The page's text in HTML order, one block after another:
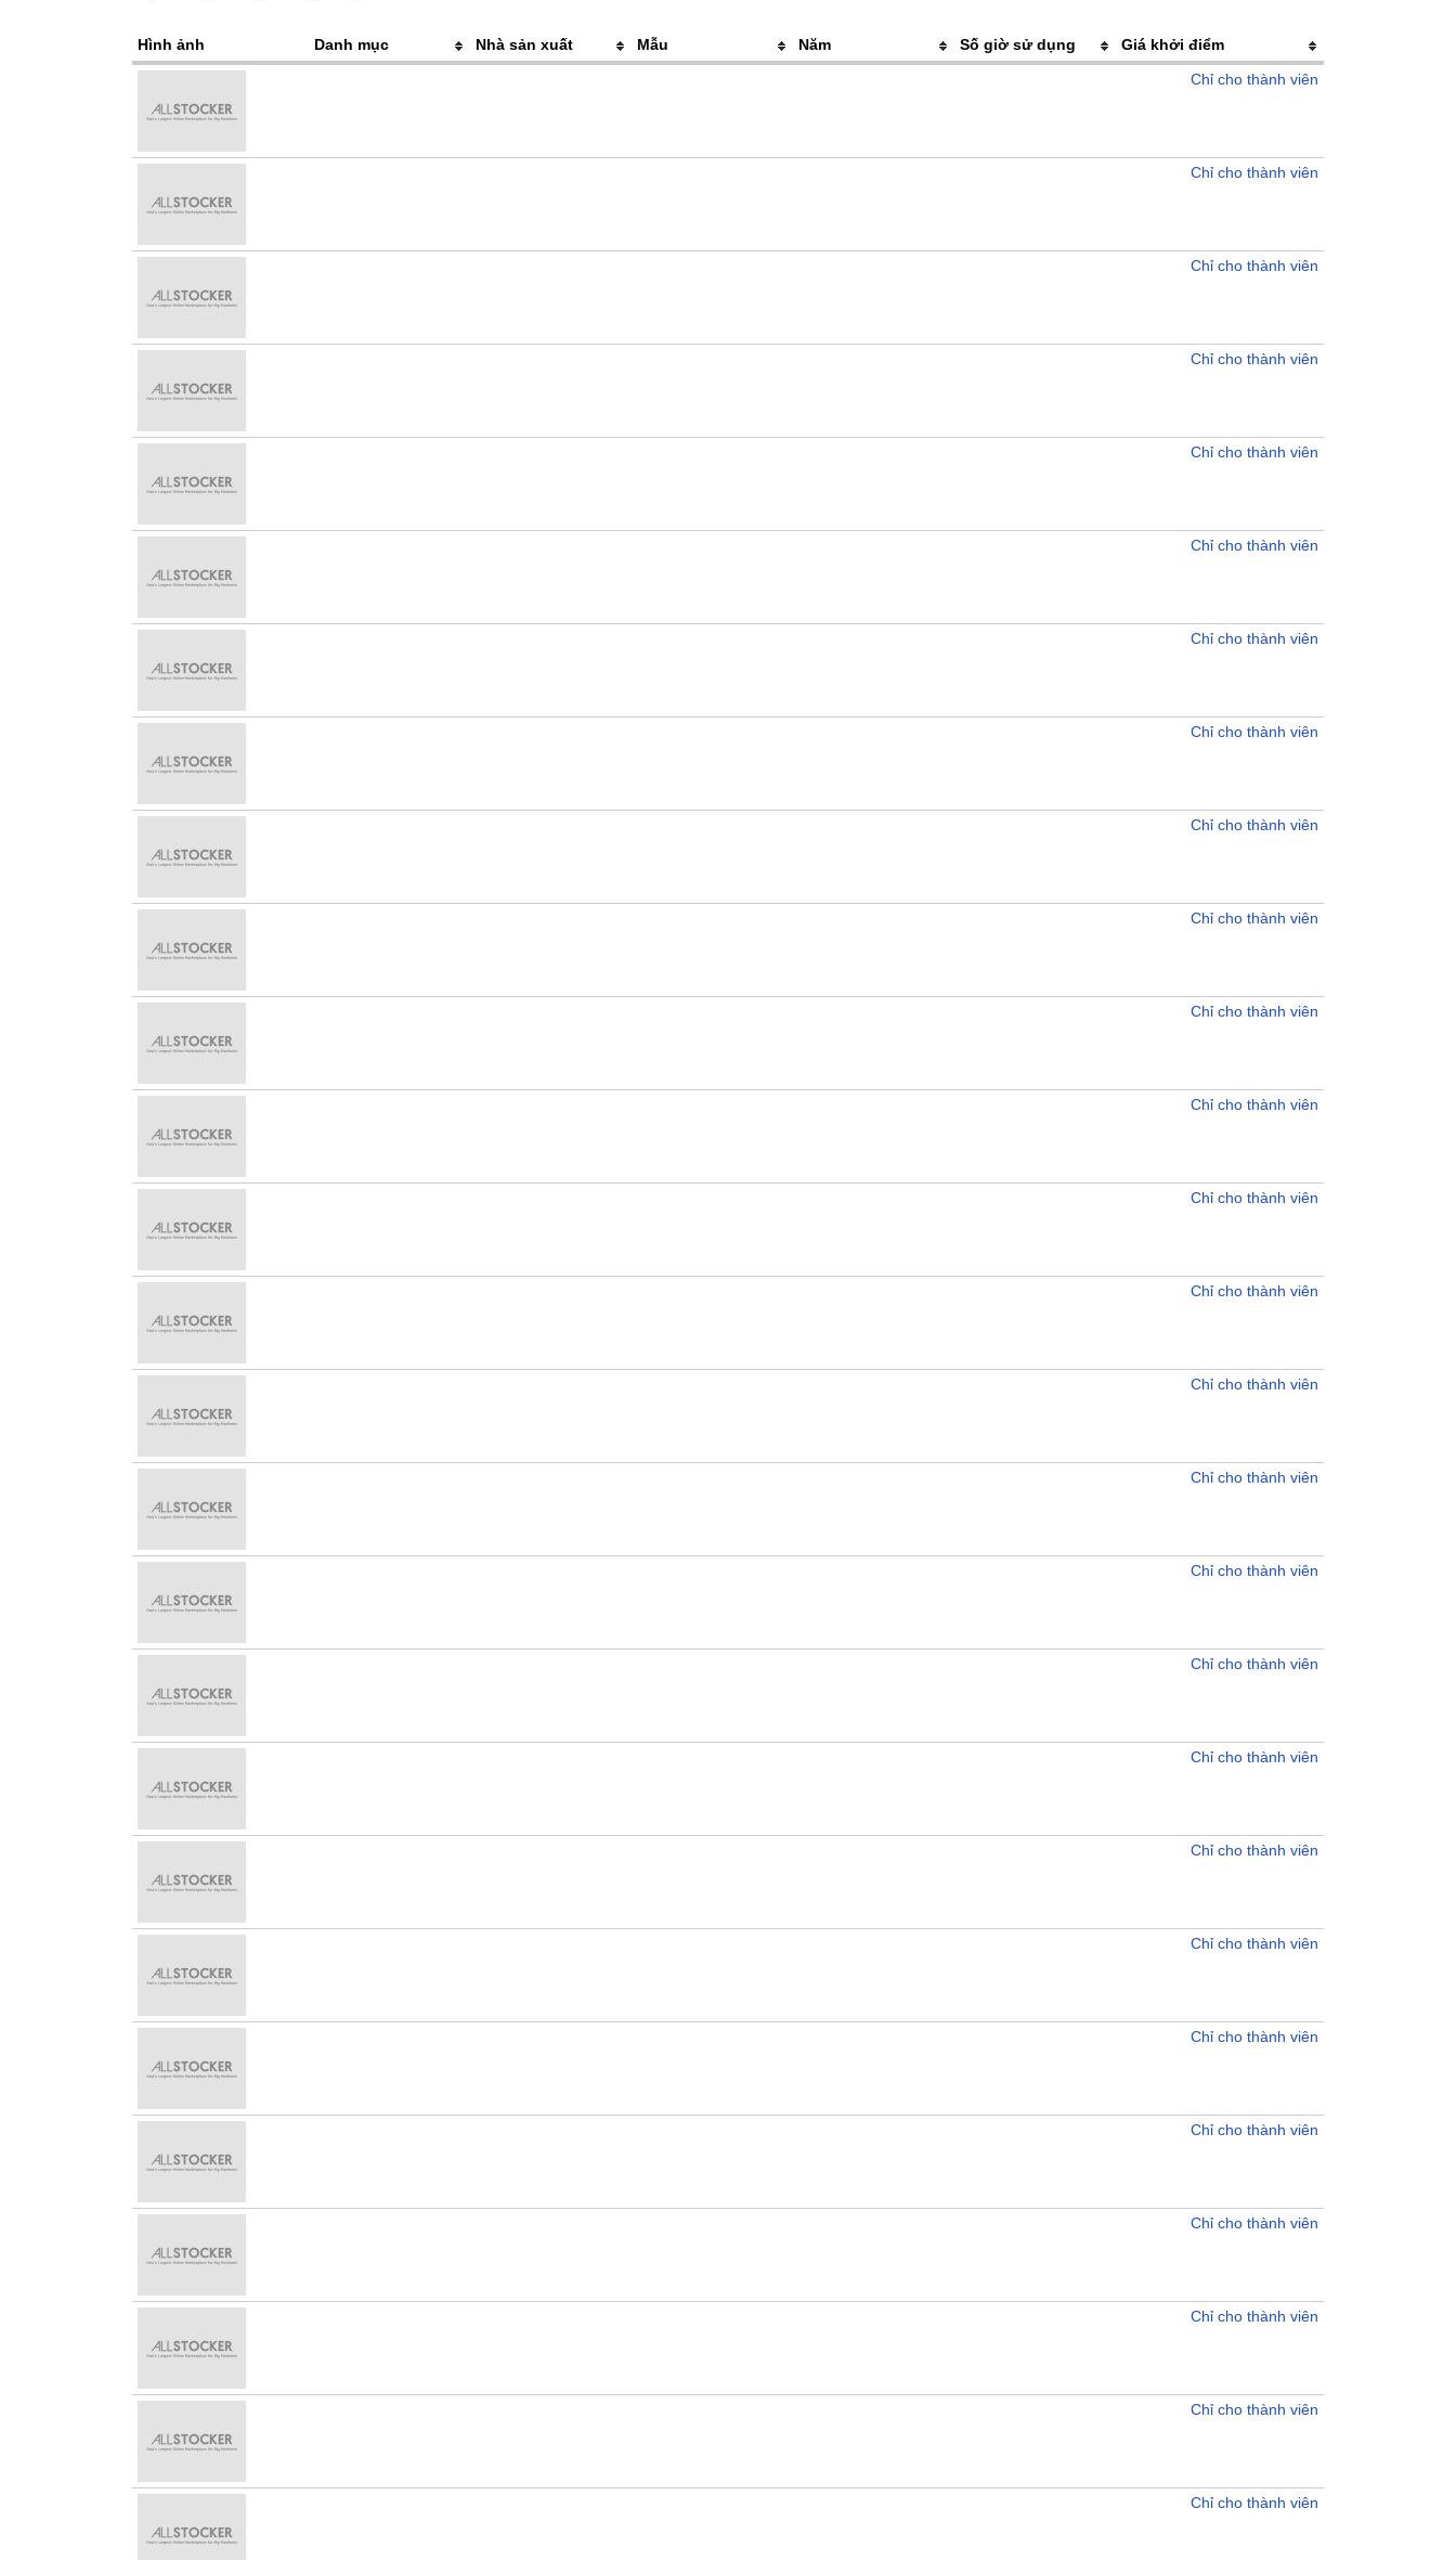
Hình ảnh Danh mục Nhà sản xuất Mẫu Năm Số giờ sử dụng Giá khởi điểm
Chỉ cho thành viên
Chỉ cho thành viên
Chỉ cho thành viên
Chỉ cho thành viên
Chỉ cho thành viên
Chỉ cho thành viên
Chỉ cho thành viên
Chỉ cho thành viên
Chỉ cho thành viên
Chỉ cho thành viên
Chỉ cho thành viên
Chỉ cho thành viên
Chỉ cho thành viên
Chỉ cho thành viên
Chỉ cho thành viên
Chỉ cho thành viên
Chỉ cho thành viên
Chỉ cho thành viên
Chỉ cho thành viên
Chỉ cho thành viên
Chỉ cho thành viên
Chỉ cho thành viên
Chỉ cho thành viên
Chỉ cho thành viên
Chỉ cho thành viên
Chỉ cho thành viên
Chỉ cho thành viên